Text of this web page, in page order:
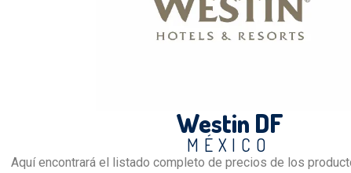
Westin DF
MÉXICO
Aquí encontrará el listado completo de precios de los